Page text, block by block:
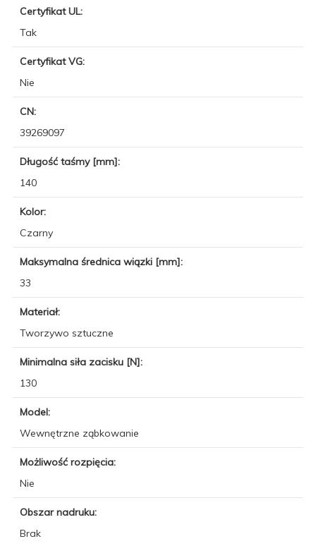
Certyfikat UL:
Tak
Certyfikat VG:
Nie
CN:
39269097
Długość taśmy [mm]:
140
Kolor:
Czarny
Maksymalna średnica wiązki [mm]:
33
Materiał:
Tworzywo sztuczne
Minimalna siła zacisku [N]:
130
Model:
Wewnętrzne ząbkowanie
Możliwość rozpięcia:
Nie
Obszar nadruku:
Brak